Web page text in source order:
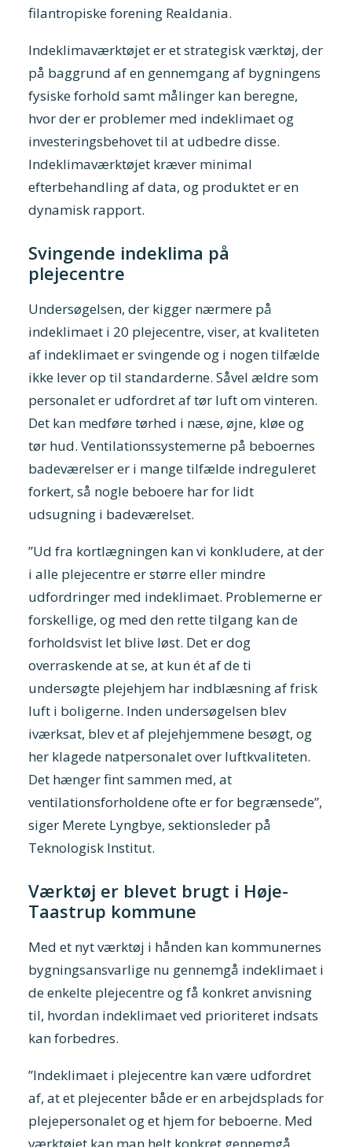
filantropiske forening Realdania.
Indeklimaværktøjet er et strategisk værktøj, der
på baggrund af en gennemgang af bygningens
fysiske forhold samt målinger kan beregne,
hvor der er problemer med indeklimaet og
investeringsbehovet til at udbedre disse.
Indeklimaværktøjet kræver minimal
efterbehandling af data, og produktet er en
dynamisk rapport.
Svingende indeklima på
plejecentre
Undersøgelsen, der kigger nærmere på
indeklimaet i 20 plejecentre, viser, at kvaliteten
af indeklimaet er svingende og i nogen tilfælde
ikke lever op til standarderne. Såvel ældre som
personalet er udfordret af tør luft om vinteren.
Det kan medføre tørhed i næse, øjne, kløe og
tør hud. Ventilationssystemerne på beboernes
badeværelser er i mange tilfælde indreguleret
forkert, så nogle beboere har for lidt
udsugning i badeværelset.
”Ud fra kortlægningen kan vi konkludere, at der
i alle plejecentre er større eller mindre
udfordringer med indeklimaet. Problemerne er
forskellige, og med den rette tilgang kan de
forholdsvist let blive løst. Det er dog
overraskende at se, at kun ét af de ti
undersøgte plejehjem har indblæsning af frisk
luft i boligerne. Inden undersøgelsen blev
iværksat, blev et af plejehjemmene besøgt, og
her klagede natpersonalet over luftkvaliteten.
Det hænger fint sammen med, at
ventilationsforholdene ofte er for begrænsede”,
siger Merete Lyngbye, sektionsleder på
Teknologisk Institut.
Værktøj er blevet brugt i Høje-
Taastrup kommune
Med et nyt værktøj i hånden kan kommunernes
bygningsansvarlige nu gennemgå indeklimaet i
de enkelte plejecentre og få konkret anvisning
til, hvordan indeklimaet ved prioriteret indsats
kan forbedres.
”Indeklimaet i plejecentre kan være udfordret
af, at et plejecenter både er en arbejdsplads for
plejepersonalet og et hjem for beboerne. Med